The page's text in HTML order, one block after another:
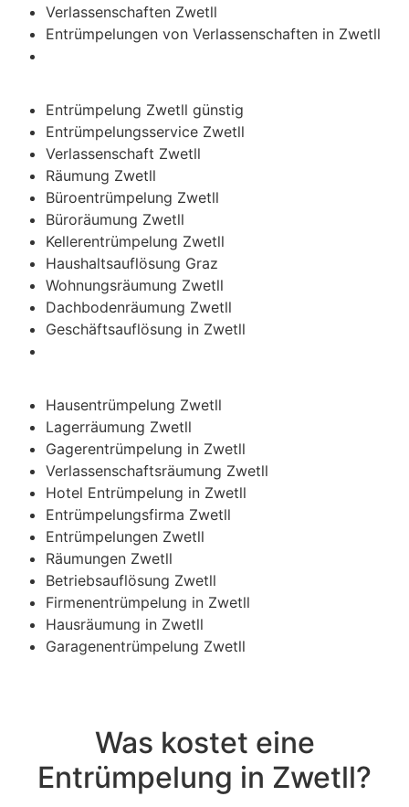
Verlassenschaften Zwetll
Entrümpelungen von Verlassenschaften in Zwetll
Entrümpelung Zwetll günstig
Entrümpelungsservice Zwetll
Verlassenschaft Zwetll
Räumung Zwetll
Büroentrümpelung Zwetll
Büroräumung Zwetll
Kellerentrümpelung Zwetll
Haushaltsauflösung Graz
Wohnungsräumung Zwetll
Dachbodenräumung Zwetll
Geschäftsauflösung in Zwetll
Hausentrümpelung Zwetll
Lagerräumung Zwetll
Gagerentrümpelung in Zwetll
Verlassenschaftsräumung Zwetll
Hotel Entrümpelung in Zwetll
Entrümpelungsfirma Zwetll
Entrümpelungen Zwetll
Räumungen Zwetll
Betriebsauflösung Zwetll
Firmenentrümpelung in Zwetll
Hausräumung in Zwetll
Garagenentrümpelung Zwetll
Was kostet eine
Entrümpelung in Zwetll?